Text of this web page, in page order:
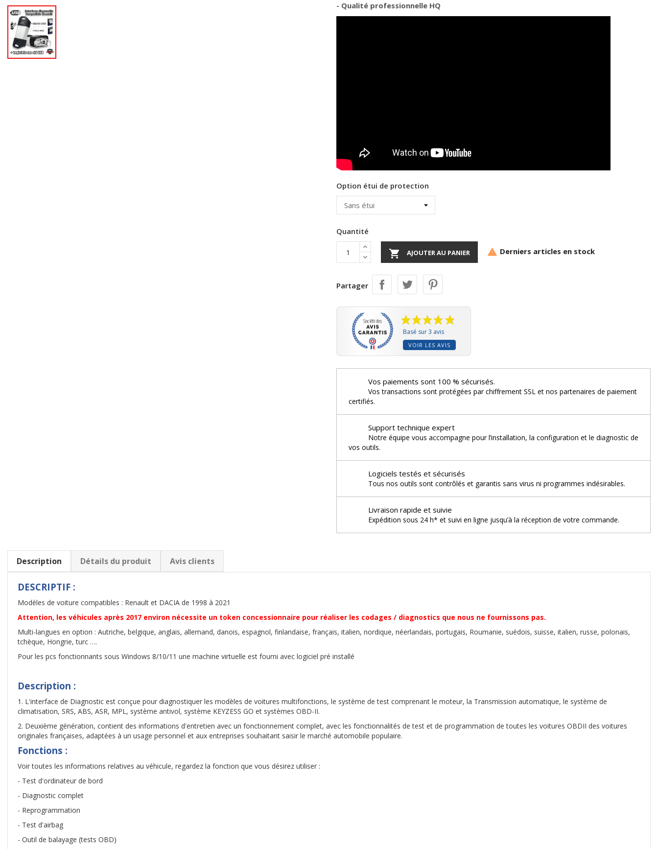
- Qualité professionnelle HQ
Option étui de protection
Quantité
 AJOUTER AU PANIER  Derniers articles en stock
Partager
Basé sur 3 avis
VOIR LES AVIS
Vos paiements sont 100 % sécurisés.
Vos transactions sont protégées par chiffrement SSL et nos partenaires de paiement
certifiés.
Support technique expert
Notre équipe vous accompagne pour l’installation, la configuration et le diagnostic de
vos outils.
Logiciels testés et sécurisés
Tous nos outils sont contrôlés et garantis sans virus ni programmes indésirables.
Livraison rapide et suivie
Expédition sous 24 h* et suivi en ligne jusqu’à la réception de votre commande.
Description Détails du produit Avis clients
DESCRIPTIF :
Modèles de voiture compatibles : Renault et DACIA de 1998 à 2021
Attention, les véhicules après 2017 environ nécessite un token concessionnaire pour réaliser les codages / diagnostics que nous ne fournissons pas.
Multi-langues en option : Autriche, belgique, anglais, allemand, danois, espagnol, finlandaise, français, italien, nordique, néerlandais, portugais, Roumanie, suédois, suisse, italien, russe, polonais,
tchèque, Hongrie, turc ….
Pour les pcs fonctionnants sous Windows 8/10/11 une machine virtuelle est fourni avec logiciel pré installé
Description :
1. L'interface de Diagnostic est conçue pour diagnostiquer les modèles de voitures multifonctions, le système de test comprenant le moteur, la Transmission automatique, le système de
climatisation, SRS, ABS, ASR, MPL, système antivol, système KEYZESS GO et systèmes OBD-II.
2. Deuxième génération, contient des informations d'entretien avec un fonctionnement complet, avec les fonctionnalités de test et de programmation de toutes les voitures OBDII des voitures
originales françaises, adaptées à un usage personnel et aux entreprises souhaitant saisir le marché automobile populaire.
Fonctions :
Voir toutes les informations relatives au véhicule, regardez la fonction que vous désirez utiliser :
- Test d'ordinateur de bord
- Diagnostic complet
- Reprogrammation
- Test d'airbag
- Outil de balayage (tests OBD)